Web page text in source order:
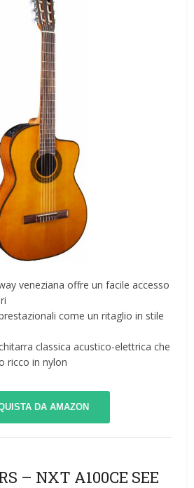
veneziana offre un facile accesso
come un ritaglio in stile
classica acustico-elettrica che
ricco in nylon
DA AMAZON
– NXT A100CE SEE